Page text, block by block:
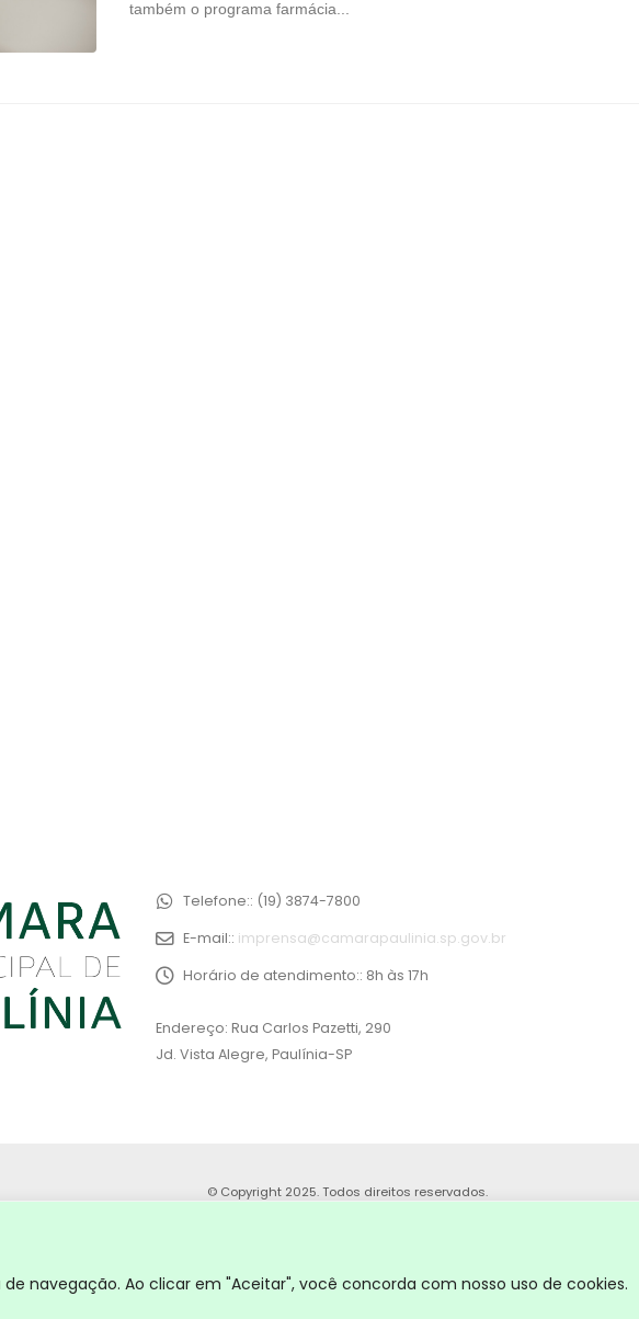
navegação. Ao clicar em "Aceitar", você concorda com nosso uso de cookies.
também o programa farmácia...
Telefone:: (19) 3874-7800
E-mail:: imprensa@camarapaulinia.sp.gov.br
Horário de atendimento:: 8h às 17h
Endereço: Rua Carlos Pazetti, 290
Jd. Vista Alegre, Paulínia-SP
© Copyright 2025. Todos direitos reservados.